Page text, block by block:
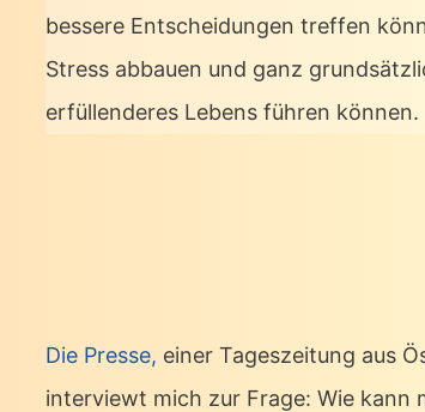
bessere Entscheidungen treffen
Stress abbauen und ganz
erfüllenderes Lebens führen können.
Die Presse, einer Tageszeitung aus
interviewt mich zur Frage: Wie kann